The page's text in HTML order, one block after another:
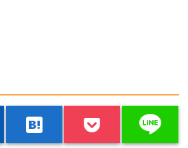
hatenabookmark line